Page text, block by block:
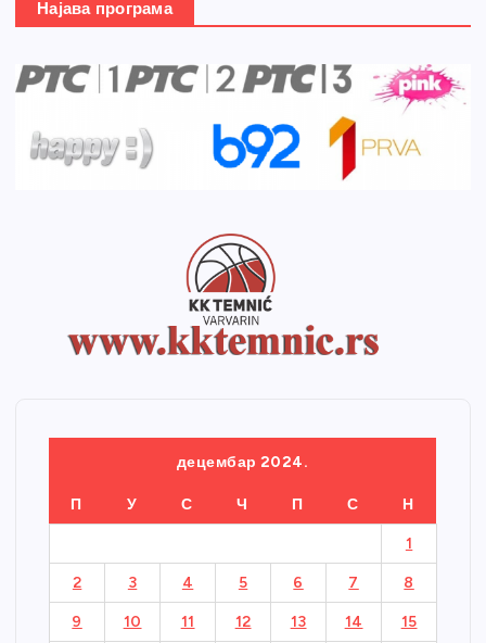
Најава програма
децембар 2024.
П У С Ч П С Н
1
2 3 4 5 6 7 8
9 10 11 12 13 14 15